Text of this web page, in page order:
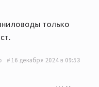
только
16 декабря 2024 в 09:53